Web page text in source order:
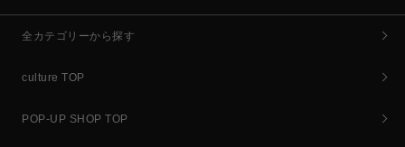
全カテゴリーから探す
culture TOP
POP-UP SHOP TOP